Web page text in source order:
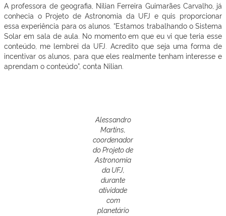
A professora de geografia, Nilian Ferreira Guimarães Carvalho, já
conhecia o Projeto de Astronomia da UFJ e quis proporcionar
essa experiência para os alunos. “Estamos trabalhando o Sistema
Solar em sala de aula. No momento em que eu vi que teria esse
conteúdo, me lembrei da UFJ. Acredito que seja uma forma de
incentivar os alunos, para que eles realmente tenham interesse e
aprendam o conteúdo”, conta Nilian.
Alessandro
Martins,
coordenador
do Projeto de
Astronomia
da UFJ,
durante
atividade
com
planetário